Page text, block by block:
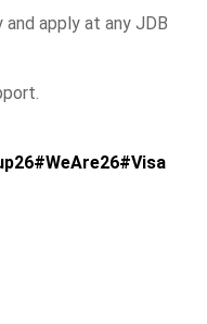
apply at any JDB
#WeAre26#Visa